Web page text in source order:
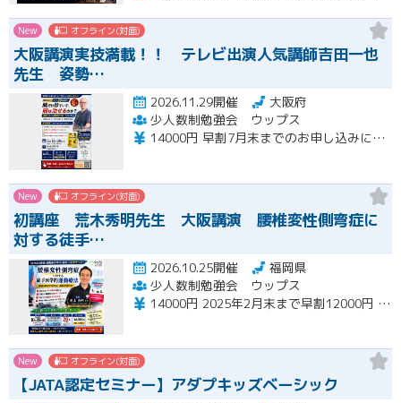
New オフライン(対面)
大阪講演実技満載！！ テレビ出演人気講師吉田一也
先生 姿勢…
2026.11.29開催
大阪府
少人数制勉強会 ウップス
14000円 早割7月末までのお申し込みにて12000 さらにペア割2000円引き
New オフライン(対面)
初講座 荒木秀明先生 大阪講演 腰椎変性側弯症に
対する徒手…
2026.10.25開催
福岡県
少人数制勉強会 ウップス
14000円 2025年2月末まで早割12000円 ペア割さらに1000円引き
New オフライン(対面)
【JATA認定セミナー】アダプキッズベーシック